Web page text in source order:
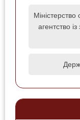
Міністерство
агентство